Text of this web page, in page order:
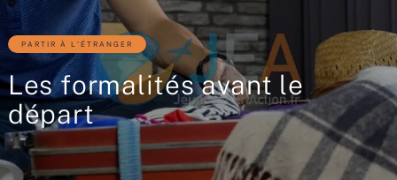
PARTIR À L'ÉTRANGER
Les formalités avant le
départ